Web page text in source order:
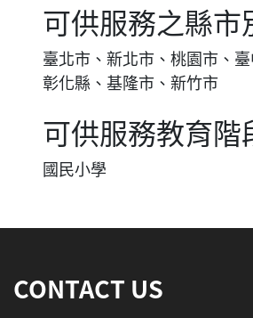
可供服務之縣市
臺北市、新北市、桃園市、
彰化縣、基隆市、新竹市
可供服務教育階
國民小學
CONTACT US